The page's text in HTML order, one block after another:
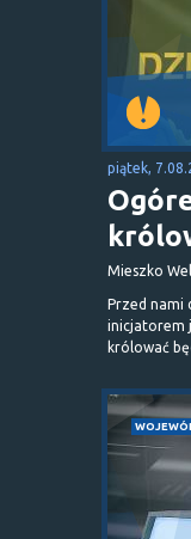
piątek,
Mieszko
Przed nami
inicjatorem
królować